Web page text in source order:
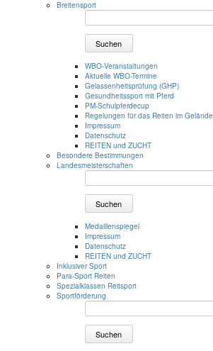
Breitensport
Suchen
WBO-Veranstaltungen
Aktuelle WBO-Termine
Gelassenheitsprüfung (GHP)
Gesundheitssport mit Pferd
PM-Schulpferdecup
Regelungen für das Reiten im Gelände
Impressum
Datenschutz
REITEN und ZUCHT
Besondere Bestimmungen
Landesmeisterschaften
Suchen
Medaillenspiegel
Impressum
Datenschutz
REITEN und ZUCHT
Inklusiver Sport
Para-Sport Reiten
Spezialklassen Reitsport
Sportförderung
Suchen